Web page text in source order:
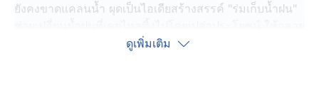
ยังคงขาดแคลนน้ำ ผุดเป็นไอเดียสร้างสรรค์ "ร่มเก็บน้ำฝน"
เป็นคลังสำรองน้ำ ให้เกษตรกรไว้ใช้ยามหน้าแล้ง
ดูเพิ่มเติม